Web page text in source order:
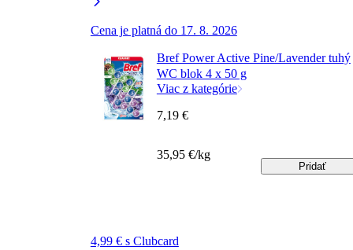
Cena je platná do 17. 8. 2026
Bref Power Active Pine/Lavender tuhý
WC blok 4 x 50 g
Viac z kategórie
4,99 € s Clubcard
7,19 €
35,95 €/kg
Pridať